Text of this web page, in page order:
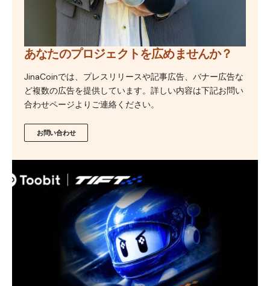
あなたのプロジェクトを広めませんか？
JinaCoinでは、プレスリリースや記事広告、バナー広告な
ど複数の広告を提供しています。詳しい内容は下記お問い
合わせページよりご連絡ください。
お問い合わせ